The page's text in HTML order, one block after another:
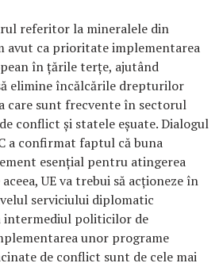
referitor la mineralele din
avut ca prioritate implementarea
în țările terțe, ajutând
elimine încălcările drepturilor
care sunt frecvente în sectorul
conflict și statele eșuate. Dialogul
a confirmat faptul că buna
esențial pentru atingerea
UE va trebui să acționeze în
serviciului diplomatic
intermediul politicilor de
unor programe
de conflict sunt de cele mai